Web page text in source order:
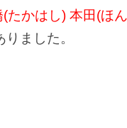
たかはし) 本田(ほ
ました。